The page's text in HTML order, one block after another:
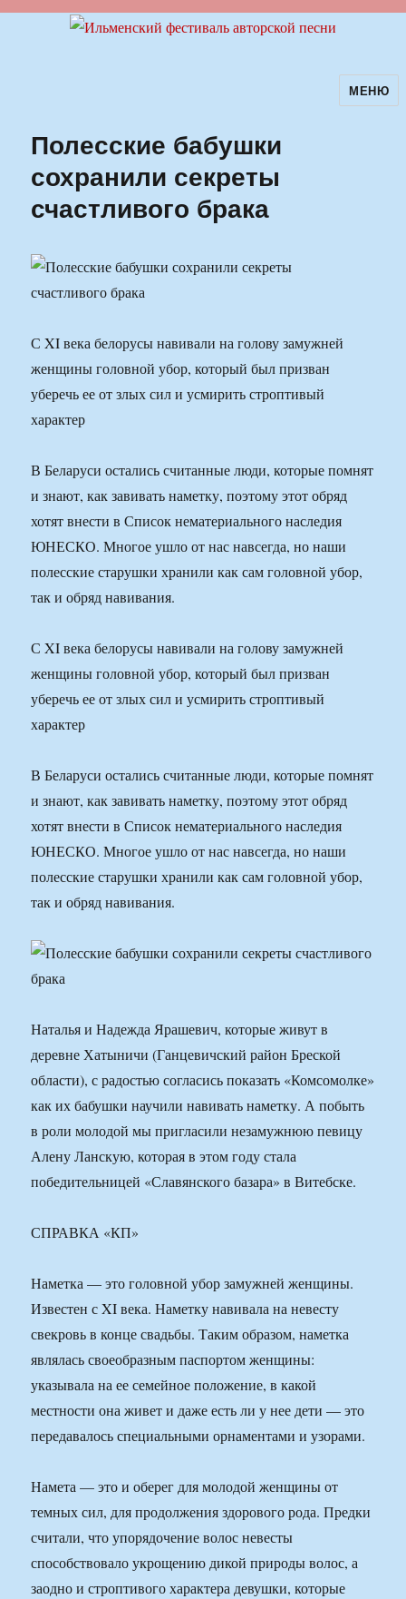
Ильменский фестиваль авторскойМЕНЮ
Полесские бабушки
сохранили секреты
счастливого брака
С XI века белорусы навивали на голову замужней
женщины головной убор, который был призван
уберечь ее от злых сил и усмирить строптивый
характер
В Беларуси остались считанные люди, которые помнят
и знают, как завивать наметку, поэтому этот обряд
хотят внести в Список нематериального наследия
ЮНЕСКО. Многое ушло от нас навсегда, но наши
полесские старушки хранили как сам головной убор,
так и обряд навивания.
С XI века белорусы навивали на голову замужней
женщины головной убор, который был призван
уберечь ее от злых сил и усмирить строптивый
характер
В Беларуси остались считанные люди, которые помнят
и знают, как завивать наметку, поэтому этот обряд
хотят внести в Список нематериального наследия
ЮНЕСКО. Многое ушло от нас навсегда, но наши
полесские старушки хранили как сам головной убор,
так и обряд навивания.
Наталья и Надежда Ярашевич, которые живут в
деревне Хатыничи (Ганцевичский район Бреской
области), с радостью согласись показать «Комсомолке»
как их бабушки научили навивать наметку. А побыть
в роли молодой мы пригласили незамужнюю певицу
Алену Ланскую, которая в этом году стала
победительницей «Славянского базара» в Витебске.
СПРАВКА «КП»
Наметка — это головной убор замужней женщины.
Известен с XI века. Наметку навивала на невесту
свекровь в конце свадьбы. Таким образом, наметка
являлась своеобразным паспортом женщины:
указывала на ее семейное положение, в какой
местности она живет и даже есть ли у нее дети — это
передавалось специальными орнаментами и узорами.
Намета — это и оберег для молодой женщины от
темных сил, для продолжения здорового рода. Предки
считали, что упорядочение волос невесты
способствовало укрощению дикой природы волос, а
заодно и строптивого характера девушки, которые